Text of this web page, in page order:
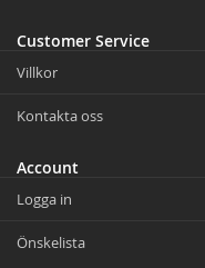
Customer Service
Villkor
Kontakta oss
Account
Logga in
Önskelista